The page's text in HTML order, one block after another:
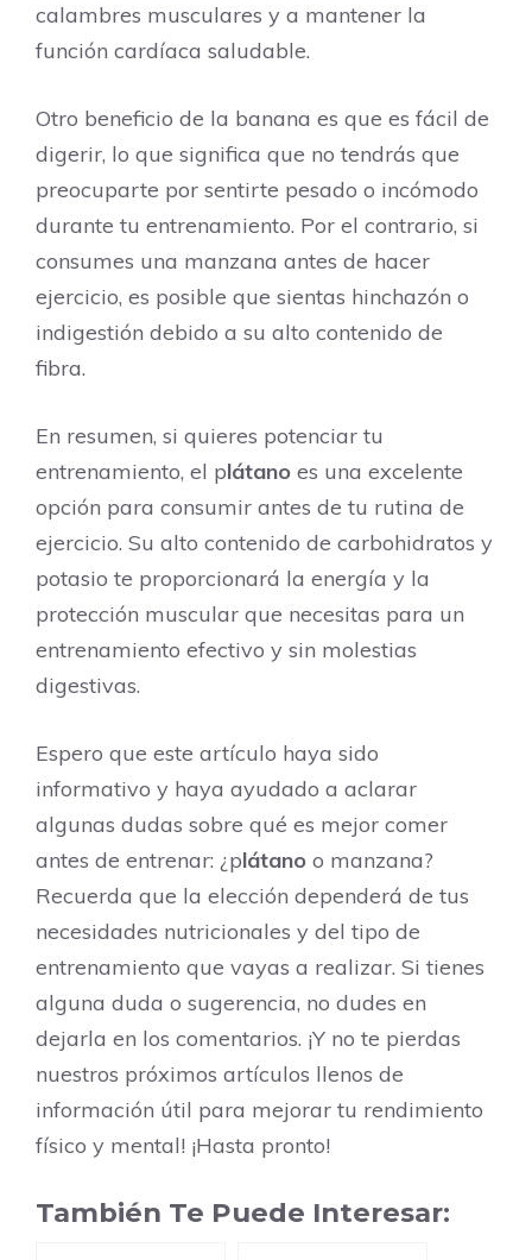
calambres musculares y a mantener la
función cardíaca saludable.
Otro beneficio de la banana es que es fácil de
digerir, lo que significa que no tendrás que
preocuparte por sentirte pesado o incómodo
durante tu entrenamiento. Por el contrario, si
consumes una manzana antes de hacer
ejercicio, es posible que sientas hinchazón o
indigestión debido a su alto contenido de
fibra.
En resumen, si quieres potenciar tu
entrenamiento, el plátano es una excelente
opción para consumir antes de tu rutina de
ejercicio. Su alto contenido de carbohidratos y
potasio te proporcionará la energía y la
protección muscular que necesitas para un
entrenamiento efectivo y sin molestias
digestivas.
Espero que este artículo haya sido
informativo y haya ayudado a aclarar
algunas dudas sobre qué es mejor comer
antes de entrenar: ¿plátano o manzana?
Recuerda que la elección dependerá de tus
necesidades nutricionales y del tipo de
entrenamiento que vayas a realizar. Si tienes
alguna duda o sugerencia, no dudes en
dejarla en los comentarios. ¡Y no te pierdas
nuestros próximos artículos llenos de
información útil para mejorar tu rendimiento
físico y mental! ¡Hasta pronto!
También Te Puede Interesar: